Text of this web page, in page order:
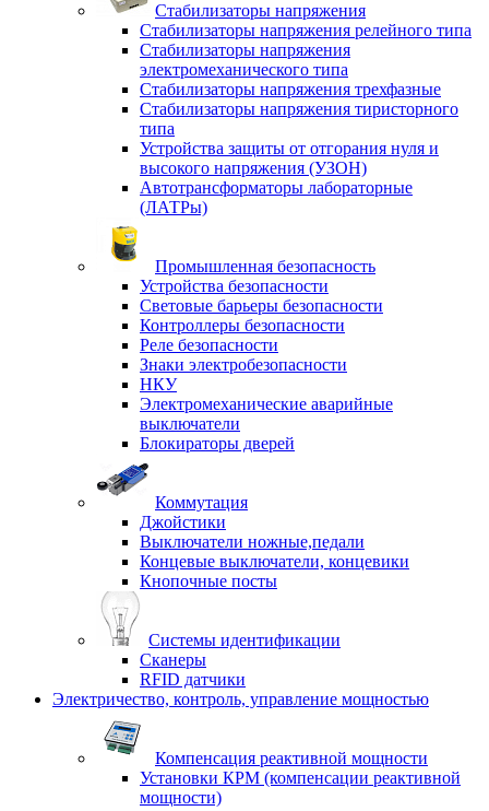
Стабилизаторы напряжения
Стабилизаторы напряжения релейного типа
Стабилизаторы напряжения
электромеханического типа
Стабилизаторы напряжения трехфазные
Стабилизаторы напряжения тиристорного
типа
Устройства защиты от отгорания нуля и
высокого напряжения (УЗОН)
Автотрансформаторы лабораторные
(ЛАТРы)
Промышленная безопасность
Устройства безопасности
Световые барьеры безопасности
Контроллеры безопасности
Реле безопасности
Знаки электробезопасности
НКУ
Электромеханические аварийные
выключатели
Блокираторы дверей
Коммутация
Джойстики
Выключатели ножные,педали
Концевые выключатели, концевики
Кнопочные посты
Системы идентификации
Сканеры
RFID датчики
Электричество, контроль, управление мощностью
Компенсация реактивной мощности
Установки КРМ (компенсации реактивной
мощности)